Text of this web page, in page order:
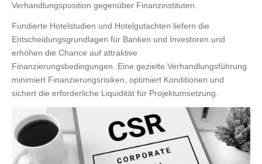
Verhandlungsposition gegenüber Finanzinstituten.
Fundierte Hotelstudien und Hotelgutachten liefern die
Entscheidungsgrundlagen für Banken und Investoren und
erhöhen die Chance auf attraktive
Finanzierungsbedingungen. Eine gezielte Verhandlungsführung
minimiert Finanzierungsrisiken, optimiert Konditionen und
sichert die erforderliche Liquidität für Projektumsetzung.